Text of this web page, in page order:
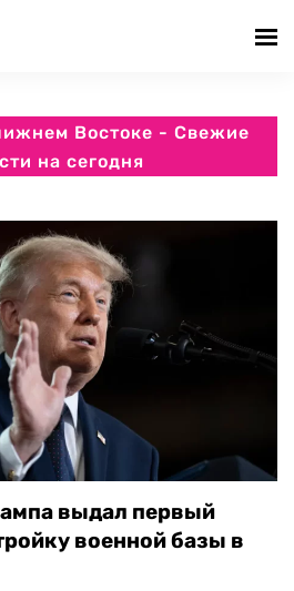
Востоке - Свежие
на сегодня
выдал первый
военной базы в